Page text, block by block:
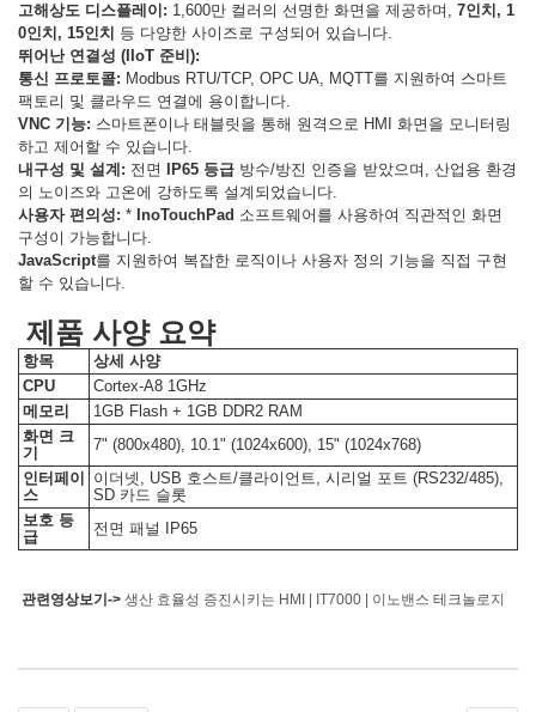
고해상도 디스플레이: 1,600만 컬러의 선명한 화면을 제공하며, 7인치, 1
0인치, 15인치 등 다양한 사이즈로 구성되어 있습니다.
뛰어난 연결성 (IIoT 준비):
통신 프로토콜: Modbus RTU/TCP, OPC UA, MQTT를 지원하여 스마트
팩토리 및 클라우드 연결에 용이합니다.
VNC 기능: 스마트폰이나 태블릿을 통해 원격으로 HMI 화면을 모니터링
하고 제어할 수 있습니다.
내구성 및 설계: 전면 IP65 등급 방수/방진 인증을 받았으며, 산업용 환경
의 노이즈와 고온에 강하도록 설계되었습니다.
사용자 편의성: * InoTouchPad 소프트웨어를 사용하여 직관적인 화면
구성이 가능합니다.
JavaScript를 지원하여 복잡한 로직이나 사용자 정의 기능을 직접 구현
할 수 있습니다.
제품 사양 요약
항목
상세 사양
CPU
Cortex-A8 1GHz
메모리
1GB Flash + 1GB DDR2 RAM
화면 크
기
7" (800x480), 10.1" (1024x600), 15" (1024x768)
인터페이
스
이더넷, USB 호스트/클라이언트, 시리얼 포트 (RS232/485),
SD 카드 슬롯
보호 등
급
전면 패널 IP65
관련영상보기-> 생산 효율성 증진시키는 HMI | IT7000 | 이노밴스 테크놀로지